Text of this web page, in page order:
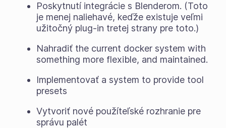
Poskytnutí integrácie s Blenderom. (Toto
je menej naliehavé, keďže existuje veľmi
užitočný plug-in tretej strany pre toto.)
Nahradiť the current docker system with
something more flexible, and maintained.
Implementovať a system to provide tool
presets
Vytvoriť nové použíteľské rozhranie pre
správu palét